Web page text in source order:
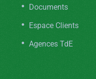
Documents
Espace Clients
Agences TdE